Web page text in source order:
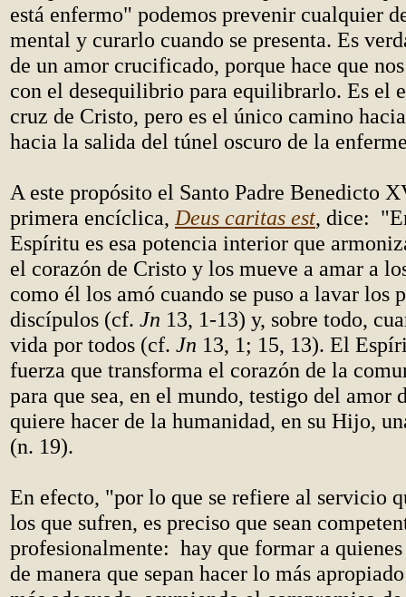
está enfermo" podemos prevenir cualquier
mental y curarlo cuando se presenta. Es
de un amor crucificado, porque hace que
con el desequilibrio para equilibrarlo. Es el
cruz de Cristo, pero es el único camino
hacia la salida del túnel oscuro de la
A este propósito el Santo Padre Benedicto
primera encíclica, Deus caritas est, dice:
Espíritu es esa potencia interior que
el corazón de Cristo y los mueve a amar a
como él los amó cuando se puso a lavar los
discípulos (cf. Jn 13, 1-13) y, sobre todo,
vida por todos (cf. Jn 13, 1; 15, 13). El
fuerza que transforma el corazón de la
para que sea, en el mundo, testigo del amor
quiere hacer de la humanidad, en su Hijo,
(n. 19).
En efecto, "por lo que se refiere al servicio
los que sufren, es preciso que sean
profesionalmente: hay que formar a quienes
de manera que sepan hacer lo más